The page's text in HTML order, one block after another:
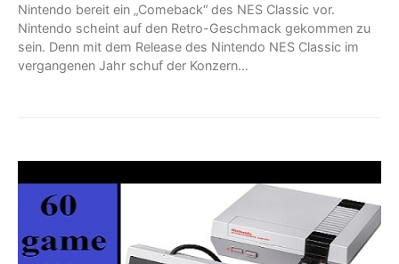
Nintendo bereit ein „Comeback“ des NES Classic vor.
Nintendo scheint auf den Retro-Geschmack gekommen zu
sein. Denn mit dem Release des Nintendo NES Classic im
vergangenen Jahr schuf der Konzern…